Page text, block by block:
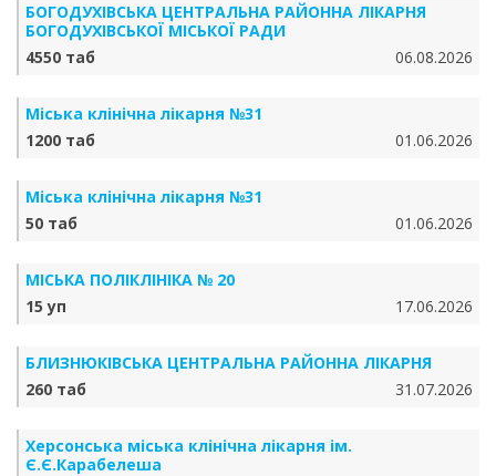
БОГОДУХІВСЬКА ЦЕНТРАЛЬНА РАЙОННА ЛІКАРНЯ
БОГОДУХІВСЬКОЇ МІСЬКОЇ РАДИ
4550 таб
06.08.2026
Міська клінічна лікарня №31
1200 таб
01.06.2026
Міська клінічна лікарня №31
50 таб
01.06.2026
МІСЬКА ПОЛІКЛІНІКА № 20
15 уп
17.06.2026
БЛИЗНЮКІВСЬКА ЦЕНТРАЛЬНА РАЙОННА ЛІКАРНЯ
260 таб
31.07.2026
Херсонська міська клінічна лікарня ім.
Є.Є.Карабелеша